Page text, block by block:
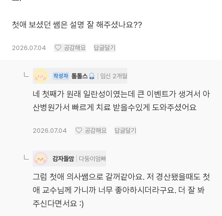
첫애 보셨던 쌤은 설명 잘 해주셨나요??
2026.07.04 공감해요 답글달기
작성자 톨톨스 임신 2개월
네 첫째가 원래 일란성이였는데 큰 이벤트가 생겨서 아
산병원가서 빠르게 치료 받을수있게 도와주셨어요
2026.07.04 공감해요 답글달기
감자들맘 다둥이엄빠
그럼 첫애 의사쌤으로 갈꺼같아요. 저 경산됐을때도 첫
애 교수님께 가니까 너무 좋아하시더라구요. 더 잘 봐
주신다면서요 :)